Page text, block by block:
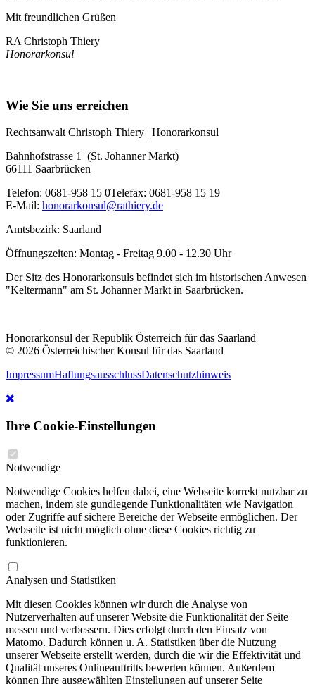
Mit freundlichen Grüßen
RA Christoph Thiery
Honorarkonsul
Wie Sie uns erreichen
Rechtsanwalt Christoph Thiery | Honorarkonsul
Bahnhofstrasse 1 (St. Johanner Markt)
66111 Saarbrücken
Telefon: 0681-958 15 0Telefax: 0681-958 15 19
E-Mail: honorarkonsul@rathiery.de
Amtsbezirk: Saarland
Öffnungszeiten: Montag - Freitag 9.00 - 12.30 Uhr
Der Sitz des Honorarkonsuls befindet sich im historischen Anwesen
"Keltermann" am St. Johanner Markt in Saarbrücken.
Honorarkonsul der Republik Österreich für das Saarland
© 2026 Österreichischer Konsul für das Saarland
ImpressumHaftungsausschlussDatenschutzhinweis
Ihre Cookie-Einstellungen
Notwendige
Notwendige Cookies helfen dabei, eine Webseite korrekt nutzbar zu
machen, indem sie gundlegende Funktionalitäten wie Navigation
oder Zugriffe auf sichere Bereiche der Webseite ermöglichen. Der
Webseite ist nicht möglich ohne diese Cookies richtig zu
funktionieren.
Analysen und Statistiken
Mit diesen Cookies können wir durch die Analyse von
Nutzerverhalten auf unserer Website die Funktionalität der Seite
messen und verbessern. Dies erfolgt durch den Einsatz von
Matomo. Dadurch können u. A. Statistiken über die Nutzung
unserer Webseite erstellt werden, durch die wir die Effektivität und
Qualität unseres Onlineauftritts bewerten können. Außerdem
können Ihre ausgewählten Einstellungen auf unserer Seite